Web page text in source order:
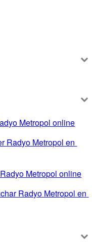
Metropol online
Radyo Metropol en
Metropol online
Radyo Metropol en